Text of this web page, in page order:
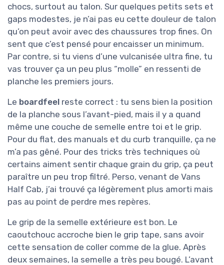
chocs, surtout au talon. Sur quelques petits sets et
gaps modestes, je n’ai pas eu cette douleur de talon
qu’on peut avoir avec des chaussures trop fines. On
sent que c’est pensé pour encaisser un minimum.
Par contre, si tu viens d’une vulcanisée ultra fine, tu
vas trouver ça un peu plus “molle” en ressenti de
planche les premiers jours.
Le boardfeel reste correct : tu sens bien la position
de la planche sous l’avant-pied, mais il y a quand
même une couche de semelle entre toi et le grip.
Pour du flat, des manuals et du curb tranquille, ça ne
m’a pas gêné. Pour des tricks très techniques où
certains aiment sentir chaque grain du grip, ça peut
paraître un peu trop filtré. Perso, venant de Vans
Half Cab, j’ai trouvé ça légèrement plus amorti mais
pas au point de perdre mes repères.
Le grip de la semelle extérieure est bon. Le
caoutchouc accroche bien le grip tape, sans avoir
cette sensation de coller comme de la glue. Après
deux semaines, la semelle a très peu bougé. L’avant